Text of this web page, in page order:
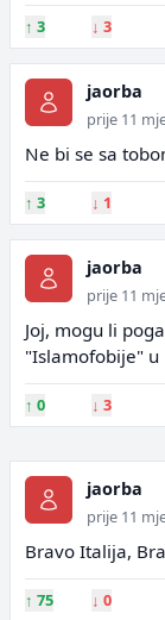
↑ 3 ↓ 3
jaorba
prije 11
Ne bi se sa
↑ 3 ↓ 1
jaorba
prije 11
Joj, mogu li
"Islamofobije" u
↑ 0 ↓ 3
jaorba
prije 11
Bravo Italija,
↑ 75 ↓ 0